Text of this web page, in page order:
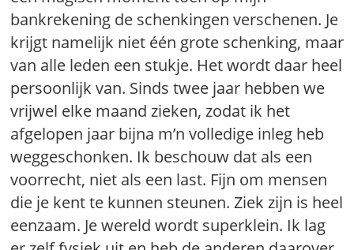
bankrekening de schenkingen verschenen. Je
krijgt namelijk niet één grote schenking, maar
van alle leden een stukje. Het wordt daar heel
persoonlijk van. Sinds twee jaar hebben we
vrijwel elke maand zieken, zodat ik het
afgelopen jaar bijna m’n volledige inleg heb
weggeschonken. Ik beschouw dat als een
voorrecht, niet als een last. Fijn om mensen
die je kent te kunnen steunen. Ziek zijn is heel
eenzaam. Je wereld wordt superklein. Ik lag